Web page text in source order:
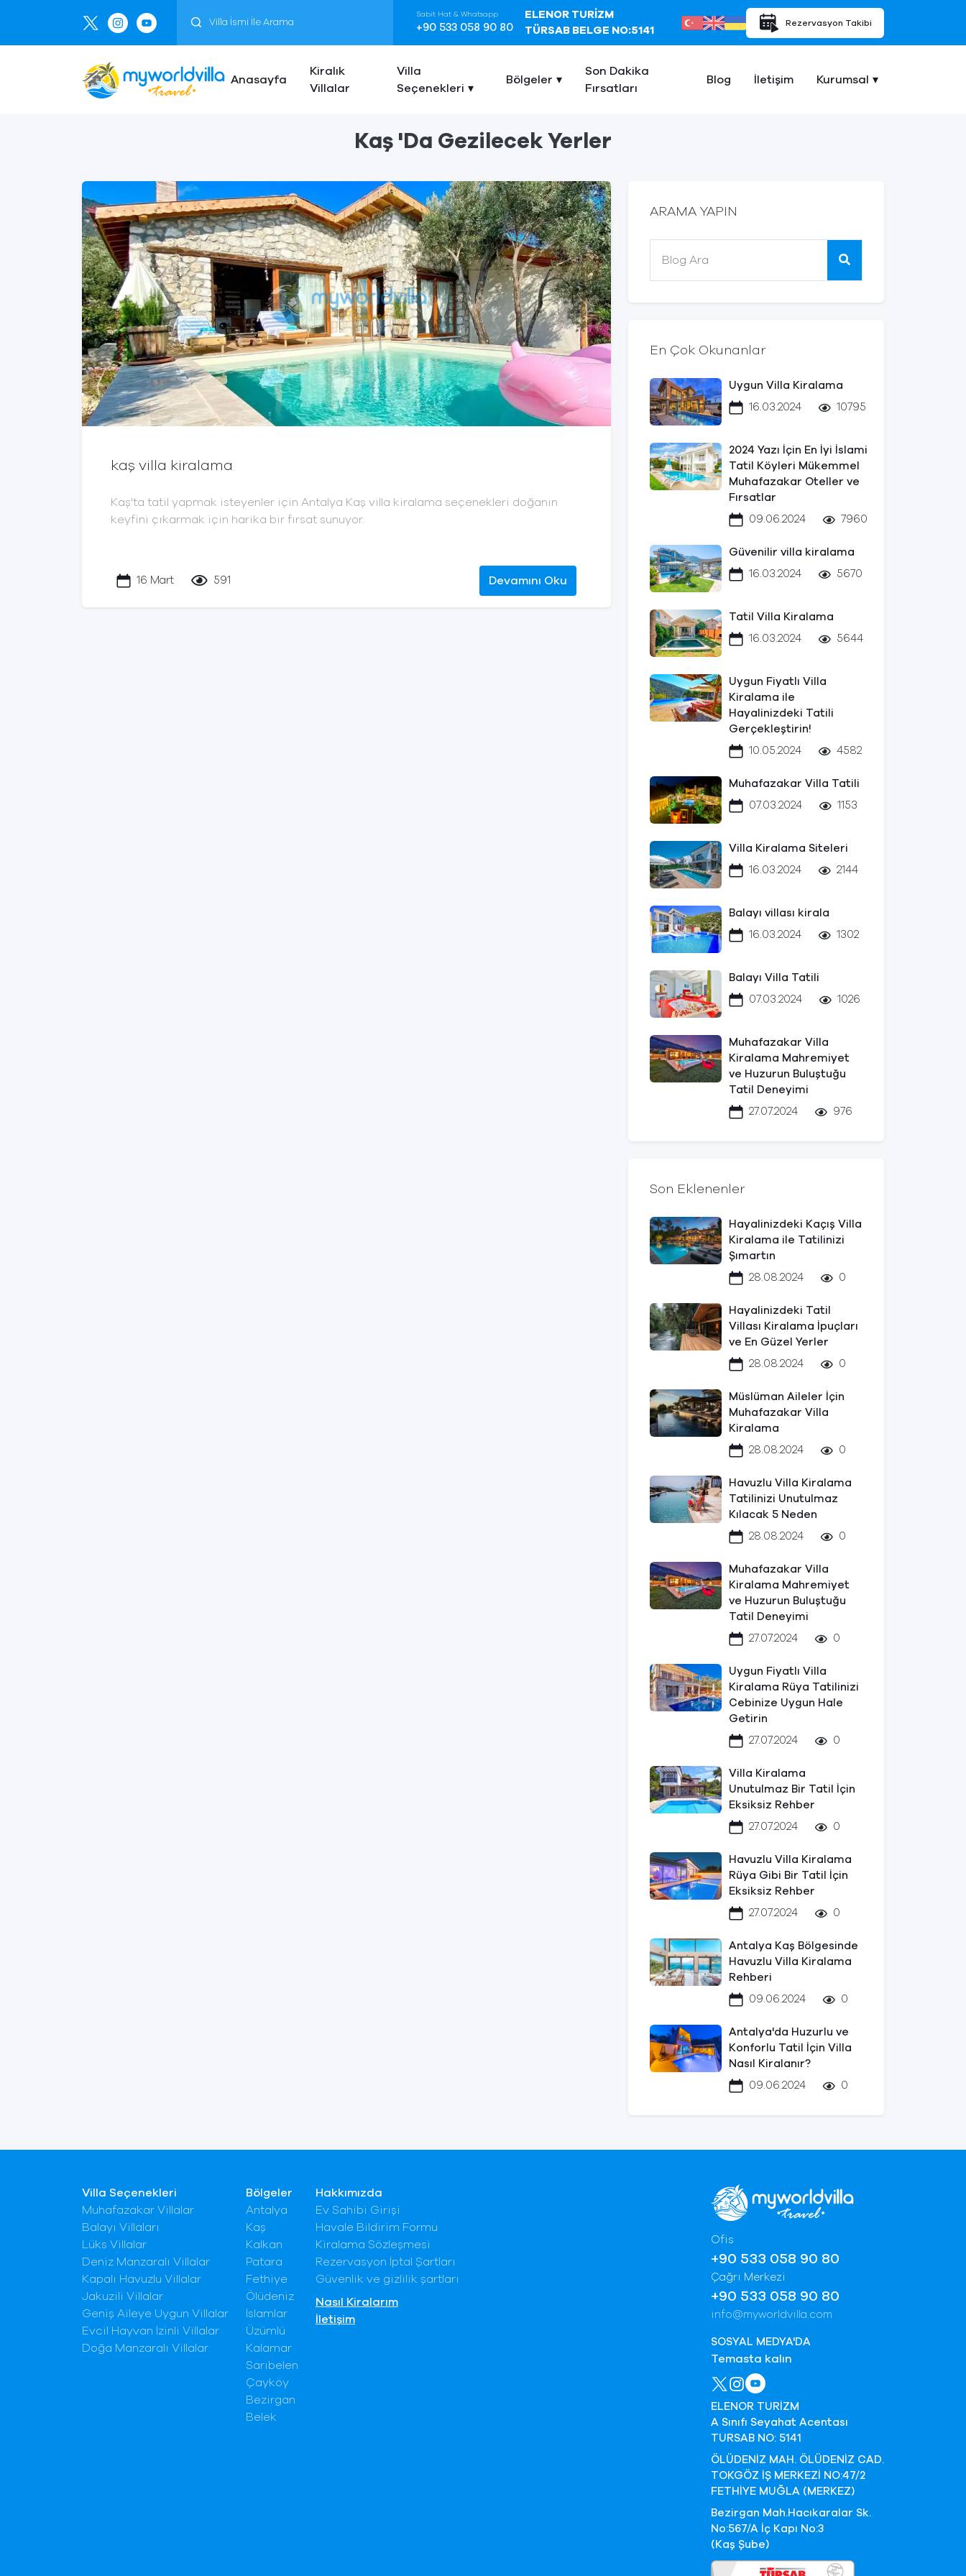
Sabit Hat & Whatsapp
+90 533 058 90 80
ELENOR TURİZM
TÜRSAB BELGE NO:5141
Rezervasyon Takibi
Anasayfa
Kiralık
Villalar
Villa
Seçenekleri
Bölgeler
Son Dakika
Fırsatları
Blog İletişim Kurumsal
Kaş 'da Gezilecek Yerler
kaş villa kiralama
Kaş'ta tatil yapmak isteyenler için Antalya Kaş villa kiralama seçenekleri doğanın
keyfini çıkarmak için harika bir fırsat sunuyor.
16 Mart 591 Devamını Oku
ARAMA YAPIN
En Çok Okunanlar
Uygun Villa Kiralama
16.03.2024
10795
2024 Yazı İçin En İyi İslami
Tatil Köyleri Mükemmel
Muhafazakar Oteller ve
Fırsatlar
09.06.2024
7960
Güvenilir villa kiralama
16.03.2024
5670
Tatil Villa Kiralama
16.03.2024
5644
Uygun Fiyatlı Villa
Kiralama ile
Hayalinizdeki Tatili
Gerçekleştirin!
10.05.2024
4582
Muhafazakar Villa Tatili
07.03.2024
1153
Villa Kiralama Siteleri
16.03.2024
2144
Balayı villası kirala
16.03.2024
1302
Balayı Villa Tatili
07.03.2024
1026
Muhafazakar Villa
Kiralama Mahremiyet
ve Huzurun Buluştuğu
Tatil Deneyimi
27.07.2024
976
Son Eklenenler
Hayalinizdeki Kaçış Villa
Kiralama ile Tatilinizi
Şımartın
28.08.2024
0
Hayalinizdeki Tatil
Villası Kiralama İpuçları
ve En Güzel Yerler
28.08.2024
0
Müslüman Aileler İçin
Muhafazakar Villa
Kiralama
28.08.2024
0
Havuzlu Villa Kiralama
Tatilinizi Unutulmaz
Kılacak 5 Neden
28.08.2024
0
Muhafazakar Villa
Kiralama Mahremiyet
ve Huzurun Buluştuğu
Tatil Deneyimi
27.07.2024
0
Uygun Fiyatlı Villa
Kiralama Rüya Tatilinizi
Cebinize Uygun Hale
Getirin
27.07.2024
0
Villa Kiralama
Unutulmaz Bir Tatil İçin
Eksiksiz Rehber
27.07.2024
0
Havuzlu Villa Kiralama
Rüya Gibi Bir Tatil İçin
Eksiksiz Rehber
27.07.2024
0
Antalya Kaş Bölgesinde
Havuzlu Villa Kiralama
Rehberi
09.06.2024
0
Antalya'da Huzurlu ve
Konforlu Tatil İçin Villa
Nasıl Kiralanır?
09.06.2024
0
Villa Seçenekleri
Muhafazakar Villalar
Balayı Villaları
Lüks Villalar
Deniz Manzaralı Villalar
Kapalı Havuzlu Villalar
Jakuzili Villalar
Geniş Aileye Uygun Villalar
Evcil Hayvan İzinli Villalar
Doğa Manzaralı Villalar
Bölgeler
Antalya
Kaş
Kalkan
Patara
Fethiye
Ölüdeniz
İslamlar
Üzümlü
Kalamar
Sarıbelen
Çayköy
Bezirgan
Belek
Hakkımızda
Ev Sahibi Girişi
Havale Bildirim Formu
Kiralama Sözleşmesi
Rezervasyon İptal Şartları
Güvenlik ve gizlilik şartları
Nasıl Kiralarım
İletişim
Ofis
+90 533 058 90 80
Çağrı Merkezi
+90 533 058 90 80
info@myworldvilla.com
SOSYAL MEDYA'DA
Temasta kalın
ELENOR TURİZM
A Sınıfı Seyahat Acentası
TURSAB NO: 5141
ÖLÜDENİZ MAH. ÖLÜDENİZ CAD.
TOKGÖZ İŞ MERKEZİ NO:47/2
FETHİYE MUĞLA (MERKEZ)
Bezirgan Mah.Hacıkaralar Sk.
No:567/A İç Kapı No:3
(Kaş Şube)